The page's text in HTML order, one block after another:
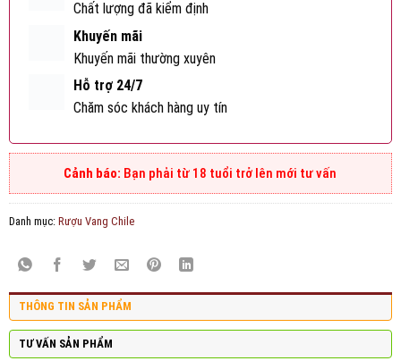
Chất lượng đã kiểm định
Khuyến mãi
Khuyến mãi thường xuyên
Hỗ trợ 24/7
Chăm sóc khách hàng uy tín
Bạn phải từ 18 tuổi trở lên mới tư vấn
Danh mục: Rượu Vang Chile
THÔNG TIN SẢN PHẨM
TƯ VẤN SẢN PHẨM